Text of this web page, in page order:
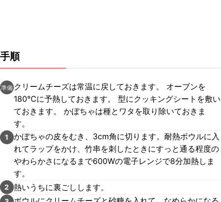
手順
準備 クリームチーズは常温に戻しておきます。 オーブンを
180℃に予熱しておきます。 型にクッキングシートを敷い
ておきます。 かぼちゃは種とワタを取り除いておきま
す。
1
かぼちゃの皮をむき、3cm角に切ります。耐熱ボウルに入
れてラップをかけ、竹串を刺したときにすっと通る程度の
やわらかさになるまで600Wの電子レンジで8分加熱しま
す。
2 熱いうちに裏ごしします。